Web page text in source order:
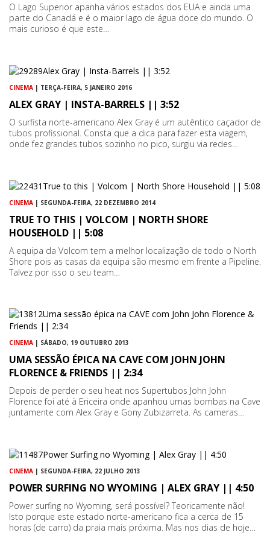
O Lago Superior apanha vários estados dos EUA e ainda uma
parte do Canadá e é o maior lago de água doce do mundo. O
mais curioso é que este…
CINEMA | TERÇA-FEIRA, 5 JANEIRO 2016
ALEX GRAY | INSTA-BARRELS || 3:52
O surfista norte-americano Alex Gray é um autêntico caçador de
tubos profissional. Consta que a dica para fazer esta viagem,
onde fez grandes tubos sozinho no pico, surgiu via redes…
CINEMA | SEGUNDA-FEIRA, 22 DEZEMBRO 2014
TRUE TO THIS | VOLCOM | NORTH SHORE
HOUSEHOLD || 5:08
A equipa da Volcom tem a melhor localização de todo o North
Shore pois as casas da equipa são mesmo em frente a Pipeline.
Talvez por isso o seu team…
CINEMA | SÁBADO, 19 OUTUBRO 2013
UMA SESSÃO ÉPICA NA CAVE COM JOHN JOHN
FLORENCE & FRIENDS || 2:34
Depois de perder o seu heat nos Supertubos John John
Florence foi até à Ericeira onde apanhou umas bombas na Cave
juntamente com Alex Gray e Gony Zubizarreta. As cameras…
CINEMA | SEGUNDA-FEIRA, 22 JULHO 2013
POWER SURFING NO WYOMING | ALEX GRAY || 4:50
Power surfing no Wyoming, será possível? Teoricamente não!
Isto porque este estado norte-americano fica a cerca de 15
horas (de carro) da praia mais próxima. Mas nos dias de hoje…